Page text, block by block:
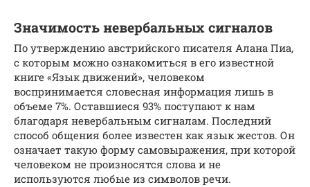
Значимость невербальных сигналов
По утверждению австрийского писателя Алана Пиа,
с которым можно ознакомиться в его известной
книге «Язык движений», человеком
воспринимается словесная информация лишь в
объеме 7%. Оставшиеся 93% поступают к нам
благодаря невербальным сигналам. Последний
способ общения более известен как язык жестов. Он
означает такую форму самовыражения, при которой
человеком не произносятся слова и не
используются любые из символов речи.